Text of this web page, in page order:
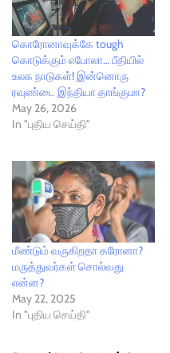
கொரோனாவுக்கே tough
கொடுக்கும் எபோலா… பீதியில்
உலக நாடுகள்! இன்னொரு
ரவுண்டை இந்தியா தாங்குமா?
May 26, 2026
In "புதிய செய்தி"
மீண்டும் வருகிறதா கரோனா?
மருத்துவர்கள் சொல்வது
என்ன?
May 22, 2025
In "புதிய செய்தி"